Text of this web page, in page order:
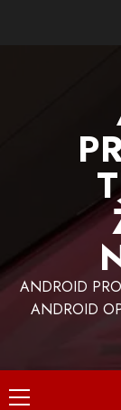
ANDROID
ANDROID
Primary